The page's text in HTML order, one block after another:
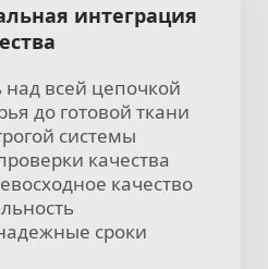
интеграция
всей цепочкой
до готовой ткани
системы
качества
качество
сроки